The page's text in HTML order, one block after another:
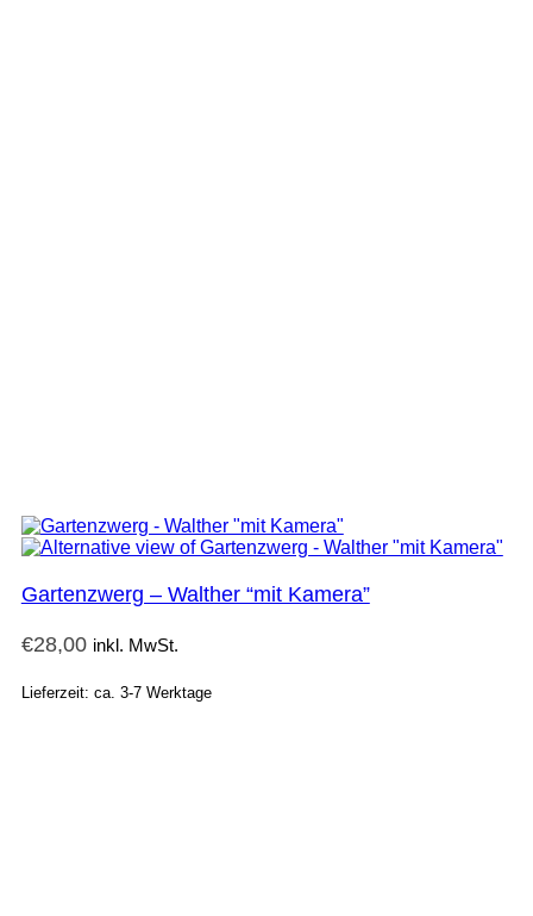
Gartenzwerg – Walther “mit Kamera”
€28,00 inkl. MwSt.
Lieferzeit: ca. 3-7 Werktage